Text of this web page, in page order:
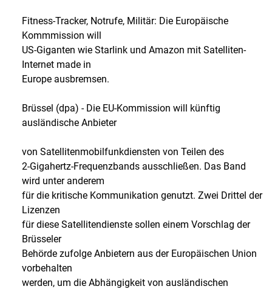
Fitness-Tracker, Notrufe, Militär: Die Europäische
Kommmission will
US-Giganten wie Starlink und Amazon mit Satelliten-
Internet made in
Europe ausbremsen.
Brüssel (dpa) - Die EU-Kommission will künftig
ausländische Anbieter
von Satellitenmobilfunkdiensten von Teilen des
2-Gigahertz-Frequenzbands ausschließen. Das Band
wird unter anderem
für die kritische Kommunikation genutzt. Zwei Drittel der
Lizenzen
für diese Satellitendienste sollen einem Vorschlag der
Brüsseler
Behörde zufolge Anbietern aus der Europäischen Union
vorbehalten
werden, um die Abhängigkeit von ausländischen